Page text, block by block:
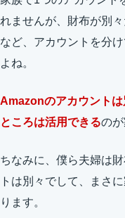
れませんが、財布が別
など、アカウントを分
よね。
Amazonのアカウント
ところは活用できるの
ちなみに、僕ら夫婦は
トは別々でして、まさ
ります。